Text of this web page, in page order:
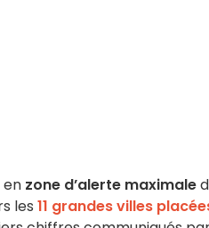
en zone d’alerte maximale
les 11 grandes villes